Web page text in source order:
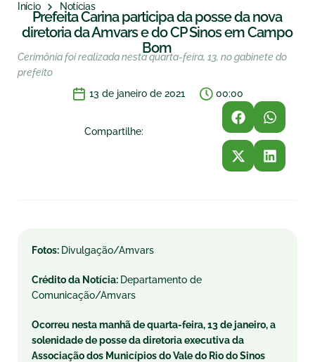
Início Notícias
Prefeita Carina participa da posse da nova
diretoria da Amvars e do CP Sinos em Campo
Bom
Cerimônia foi realizada nesta quarta-feira, 13, no gabinete do
prefeito
13 de janeiro de 2021
00:00
Compartilhe:
Fotos: Divulgação/Amvars
Crédito da Notícia: Departamento de
Comunicação/Amvars
Ocorreu nesta manhã de quarta-feira, 13 de janeiro, a
solenidade de posse da diretoria executiva da
Associação dos Municípios do Vale do Rio do Sinos